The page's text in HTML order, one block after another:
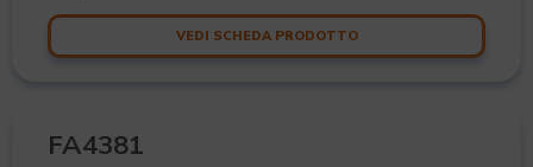
VEDI SCHEDA PRODOTTO
FA4381